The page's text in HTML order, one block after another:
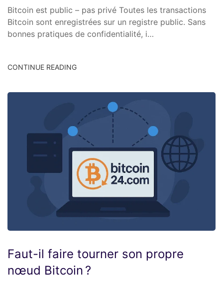
Bitcoin est public – pas privé Toutes les transactions
Bitcoin sont enregistrées sur un registre public. Sans
bonnes pratiques de confidentialité, i…
CONTINUE READING
Faut-il faire tourner son propre
nœud Bitcoin ?